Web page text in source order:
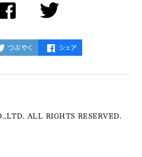
つぶやく シェア
ALL RIGHTS RESERVED.